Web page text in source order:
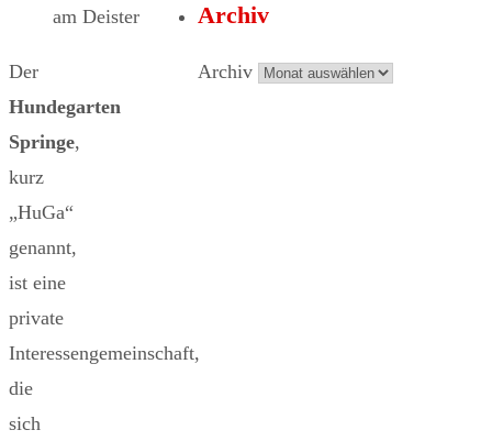
Der
Hundegarten
Springe,
kurz
„HuGa“
genannt,
ist eine
private
Interessengemeinschaft,
die
sich
Archiv
Archiv